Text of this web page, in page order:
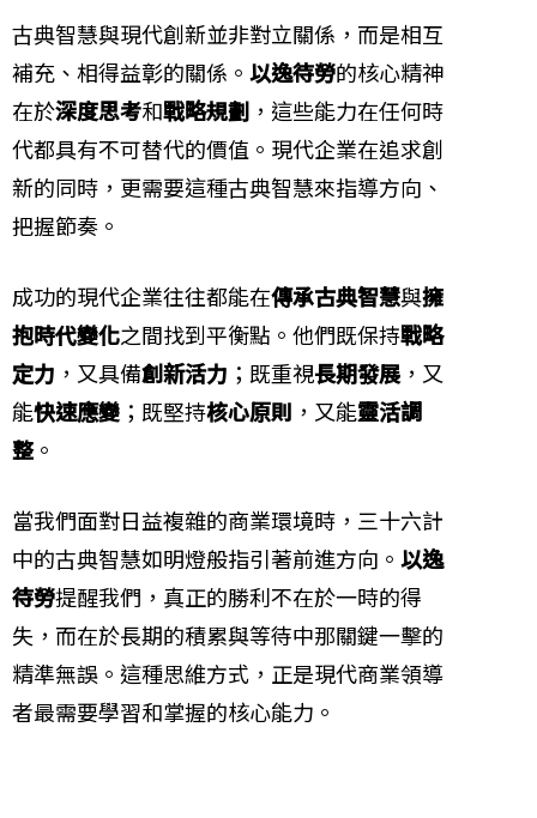
古典智慧與現代創新並非對立關係，而是相互
補充、相得益彰的關係。 以逸待勞的核心精神
在於深度思考和戰略規劃 ，這些能力在任何時
代都具有不可替代的價值。現代企業在追求創
新的同時，更需要這種古典智慧來指導方向、
把握節奏。
成功的現代企業往往都能在傳承古典智慧與擁
抱時代變化之間找到平衡點。他們既保持戰略
定力 ，又具備創新活力 ；既重視長期發展，又
能快速應變 ；既堅持核心原則 ，又能靈活調
整。
當我們面對日益複雜的商業環境時，三十六計
中的古典智慧如明燈般指引著前進方向。 以逸
待勞提醒我們，真正的勝利不在於一時的得
失，而在於長期的積累與等待中那關鍵一擊的
精準無誤。這種思維方式，正是現代商業領導
者最需要學習和掌握的核心能力。